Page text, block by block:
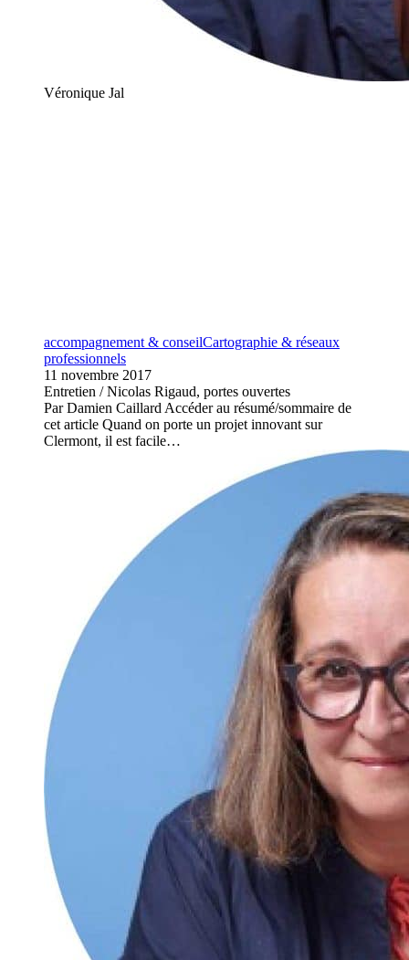
Véronique Jal
accompagnement & conseilCartographie & réseaux
professionnels
11 novembre 2017
Entretien / Nicolas Rigaud, portes ouvertes
Par Damien Caillard Accéder au résumé/sommaire de
cet article Quand on porte un projet innovant sur
Clermont, il est facile…